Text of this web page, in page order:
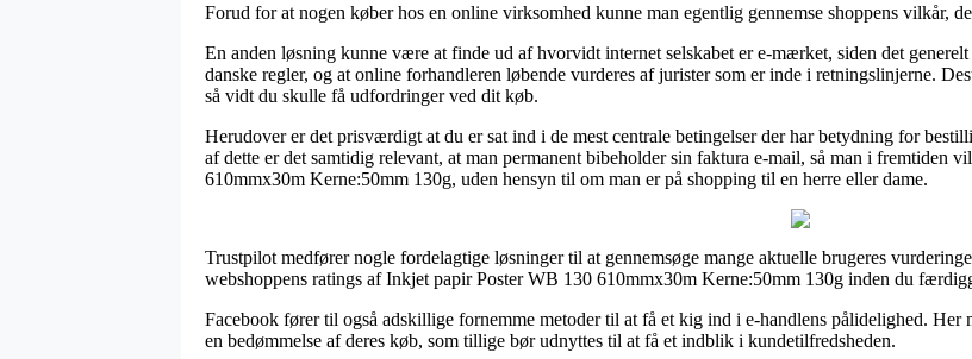
Forud for at nogen køber hos en online virksomhed kunne man egentlig gennemse shoppens vilkår,
En anden løsning kunne være at finde ud af hvorvidt internet selskabet er e-mærket, siden det
danske regler, og at online forhandleren løbende vurderes af jurister som er inde i retningslinjerne.
så vidt du skulle få udfordringer ved dit køb.
Herudover er det prisværdigt at du er sat ind i de mest centrale betingelser der har betydning for
af dette er det samtidig relevant, at man permanent bibeholder sin faktura e-mail, så man i fremtiden
610mmx30m Kerne:50mm 130g, uden hensyn til om man er på shopping til en herre eller dame.
Trustpilot medfører nogle fordelagtige løsninger til at gennemsøge mange aktuelle brugeres
webshoppens ratings af Inkjet papir Poster WB 130 610mmx30m Kerne:50mm 130g inden du
Facebook fører til også adskillige fornemme metoder til at få et kig ind i e-handlens pålidelighed.
en bedømmelse af deres køb, som tillige bør udnyttes til at få et indblik i kundetilfredsheden.